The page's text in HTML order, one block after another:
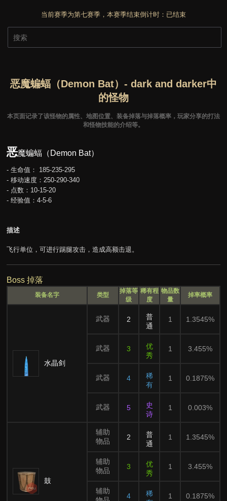
当前赛季为第七赛季，本赛季结束倒计时： 已结束
恶魔蝙蝠（Demon Bat）- dark and darker中
的怪物
本页面记录了该怪物的属性、地图位置、装备掉落与掉落概率，玩家分享的打法
和怪物技能的介绍等。
恶魔蝙蝠（Demon Bat）
- 生命值： 185-235-295
- 移动速度：250-290-340
- 点数：10-15-20
- 经验值：4-5-6
描述
飞行单位，可进行踢腿攻击，造成高额击退。
Boss 掉落
装备名字 类型
掉落等
级
稀有程
度
物品数
量
掉率概率
水晶剑
武器 2
普
通
1 1.3545%
武器 3
优
秀
1 3.455%
武器 4
稀
有
1 0.1875%
武器 5
史
诗
1 0.003%
鼓
辅助
物品
2
普
通
1 1.3545%
辅助
物品
3
优
秀
1 3.455%
辅助
4
稀
1 0.1875%